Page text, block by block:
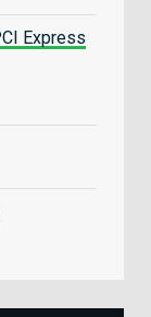
Express